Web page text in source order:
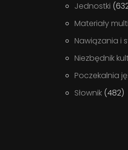
Jednostki
Materiały
Nawiązania i
Niezbędnik
Poczekalnia
Słownik (482)